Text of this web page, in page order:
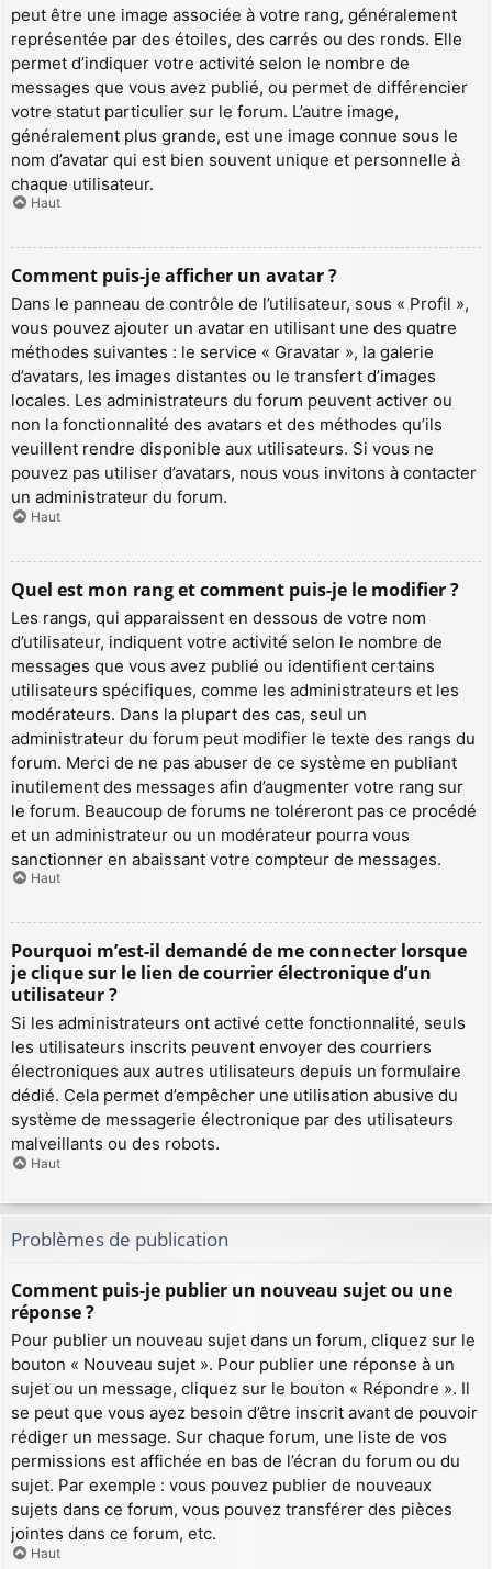
peut être une image associée à votre rang, généralement
représentée par des étoiles, des carrés ou des ronds. Elle
permet d’indiquer votre activité selon le nombre de
messages que vous avez publié, ou permet de différencier
votre statut particulier sur le forum. L’autre image,
généralement plus grande, est une image connue sous le
nom d’avatar qui est bien souvent unique et personnelle à
chaque utilisateur.
Haut
Comment puis-je afficher un avatar ?
Dans le panneau de contrôle de l’utilisateur, sous « Profil »,
vous pouvez ajouter un avatar en utilisant une des quatre
méthodes suivantes : le service « Gravatar », la galerie
d’avatars, les images distantes ou le transfert d’images
locales. Les administrateurs du forum peuvent activer ou
non la fonctionnalité des avatars et des méthodes qu’ils
veuillent rendre disponible aux utilisateurs. Si vous ne
pouvez pas utiliser d’avatars, nous vous invitons à contacter
un administrateur du forum.
Haut
Quel est mon rang et comment puis-je le modifier ?
Les rangs, qui apparaissent en dessous de votre nom
d’utilisateur, indiquent votre activité selon le nombre de
messages que vous avez publié ou identifient certains
utilisateurs spécifiques, comme les administrateurs et les
modérateurs. Dans la plupart des cas, seul un
administrateur du forum peut modifier le texte des rangs du
forum. Merci de ne pas abuser de ce système en publiant
inutilement des messages afin d’augmenter votre rang sur
le forum. Beaucoup de forums ne toléreront pas ce procédé
et un administrateur ou un modérateur pourra vous
sanctionner en abaissant votre compteur de messages.
Haut
Pourquoi m’est-il demandé de me connecter lorsque
je clique sur le lien de courrier électronique d’un
utilisateur ?
Si les administrateurs ont activé cette fonctionnalité, seuls
les utilisateurs inscrits peuvent envoyer des courriers
électroniques aux autres utilisateurs depuis un formulaire
dédié. Cela permet d’empêcher une utilisation abusive du
système de messagerie électronique par des utilisateurs
malveillants ou des robots.
Haut
Problèmes de publication
Comment puis-je publier un nouveau sujet ou une
réponse ?
Pour publier un nouveau sujet dans un forum, cliquez sur le
bouton « Nouveau sujet ». Pour publier une réponse à un
sujet ou un message, cliquez sur le bouton « Répondre ». Il
se peut que vous ayez besoin d’être inscrit avant de pouvoir
rédiger un message. Sur chaque forum, une liste de vos
permissions est affichée en bas de l’écran du forum ou du
sujet. Par exemple : vous pouvez publier de nouveaux
sujets dans ce forum, vous pouvez transférer des pièces
jointes dans ce forum, etc.
Haut